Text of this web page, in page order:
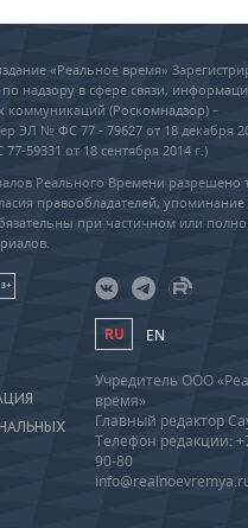
«Реальное время»
надзору в сфере связи,
коммуникаций (Роскомнадзор) –
ЭЛ № ФС 77 - 79627 от 18 декабря
59331 от 18 сентября 2014 г.)
Реального Времени разрешено
правообладателей, упоминание
при частичном или
RU EN
Учредитель ООО
время»
Главный редактор
Телефон редакции:
90-80